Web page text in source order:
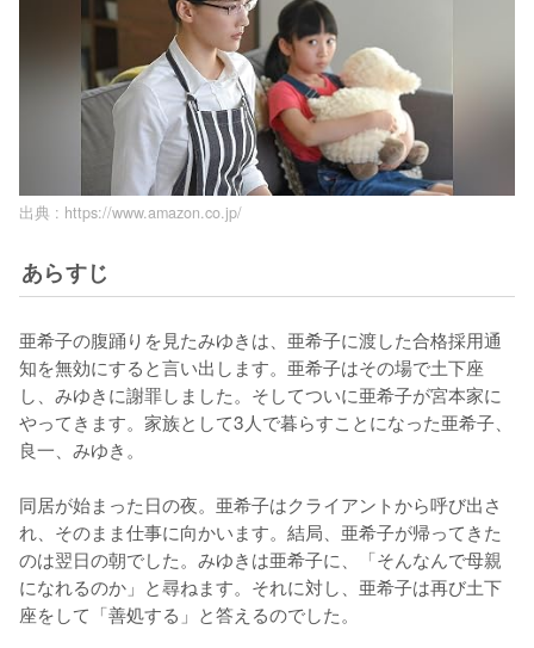
出典 : https://www.amazon.co.jp/
あらすじ
亜希子の腹踊りを見たみゆきは、亜希子に渡した合格採用通
知を無効にすると言い出します。亜希子はその場で土下座
し、みゆきに謝罪しました。そしてついに亜希子が宮本家に
やってきます。家族として3人で暮らすことになった亜希子、
良一、みゆき。
同居が始まった日の夜。亜希子はクライアントから呼び出さ
れ、そのまま仕事に向かいます。結局、亜希子が帰ってきた
のは翌日の朝でした。みゆきは亜希子に、「そんなんで母親
になれるのか」と尋ねます。それに対し、亜希子は再び土下
座をして「善処する」と答えるのでした。